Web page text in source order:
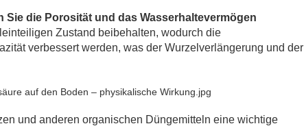
die Porosität und das Wasserhaltevermögen
Zustand beibehalten, wodurch die
verbessert werden, was der Wurzelverlängerung und der
und anderen organischen Düngemitteln eine wichtige